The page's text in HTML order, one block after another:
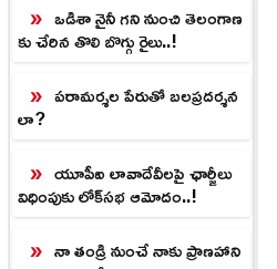
ఒడిశా నైనీ గని నుంచి తెలంగాణ
కు చేరిన తొలి బొగ్గు రైలు..!
పరామర్శల పేరుతో బలప్రదర్శన
లా?
యూపీఐ లావాదేవీలపై ఛార్జీలు
విధింపుకు లోక్‌సభ ఆమోదం..!
నా తండ్రి నుంచే నాకు ప్రాణహాని